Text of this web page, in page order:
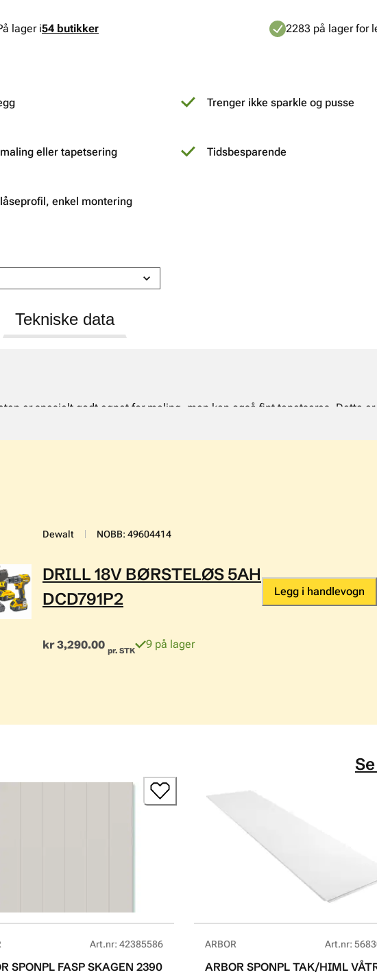
lager i54 butikker 2283 på lager for
Trenger ikke sparkle og pusse
eller tapetsering Tidsbesparende
enkel montering
Tekniske data
er spesielt godt egnet for maling, men kan også fint tapetseres. Dette
Dewalt NOBB: 49604414
DRILL 18V BØRSTELØS 5AH
DCD791P2
kr 3,290.00 pr. STK 9 på lager
Legg i handlevogn
Art.nr: 42385586
SPONPL FASP SKAGEN 2390
ARBOR Art.nr:
ARBOR SPONPL TAK/HIML